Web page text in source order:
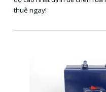
thuê ngay!